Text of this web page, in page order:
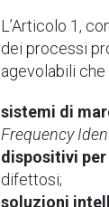
L’Articolo 1,
dei processi
agevolabili
sistemi di
Frequency
dispositivi
difettosi;
soluzioni